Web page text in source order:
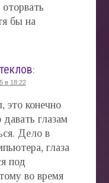
бы на
:
в 18:22
это конечно
глазам
Дело в
глаза
под
во время